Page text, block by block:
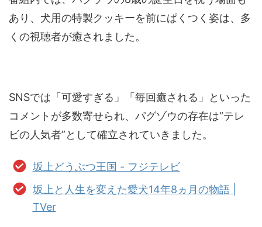
あり、犬用の特製クッキーを前にぱくつく姿は、多
くの視聴者が癒されました。
SNSでは「可愛すぎる」「毎回癒される」といった
コメントが多数寄せられ、パグゾウの存在は“テレ
ビの人気者”として確立されていきました。
坂上どうぶつ王国 - フジテレビ
坂上と人生を変えた愛犬14年8ヵ月の物語 |
TVer